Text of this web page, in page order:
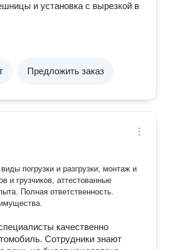
и установка с вырезкой в
Предложить заказ
погрузки и разгрузки, монтаж и
и грузчиков, аттестованные
Полная ответственность.
качественно
Сотрудники знают